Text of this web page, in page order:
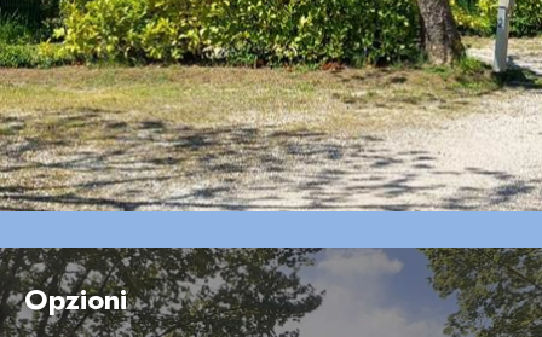
emplacement cc
Opzioni